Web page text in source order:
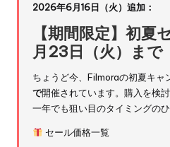
2026年6月16日（火）追加：
【期間限定】初夏
月23日（火）まで
ちょうど今、Filmoraの初夏キャ
で開催されています。購入を検
一年でも狙い目のタイミングのひ
セール価格一覧